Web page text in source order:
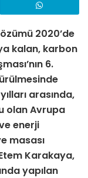
2020’de
kalan, karbon
6.
arasında,
olan Avrupa
enerji
masası
Karakaya,
yapılan